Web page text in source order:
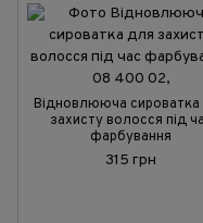
Відновлююча сироватка
захисту волосся під
фарбування
315 грн